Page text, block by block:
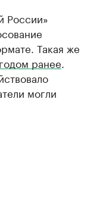
России»
Такая же
годом ранее.
могли